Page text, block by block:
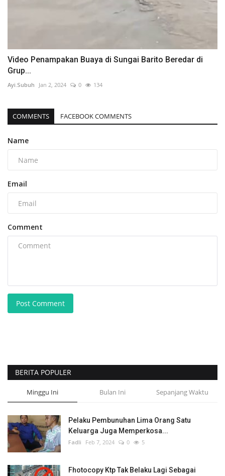
Video Penampakan Buaya di Sungai Barito Beredar di
Grup...
Ayi.Subuh Jan 2, 2024 0 134
COMMENTS FACEBOOK COMMENTS
Name
Email
Comment
Post Comment
BERITA POPULER
Minggu Ini Bulan Ini Sepanjang Waktu
Pelaku Pembunuhan Lima Orang Satu
Keluarga Juga Memperkosa...
Fadli Feb 7, 2024 0 5
Fhotocopy Ktp Tak Belaku Lagi Sebagai